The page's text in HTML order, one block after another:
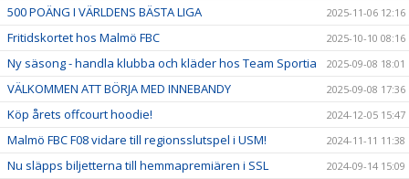
500 POÄNG I VÄRLDENS BÄSTA LIGA 2025-11-06 12:16
Fritidskortet hos Malmö FBC 2025-10-10 08:16
Ny säsong - handla klubba och kläder hos Team Sportia 2025-09-08 18:01
VÄLKOMMEN ATT BÖRJA MED INNEBANDY 2025-09-08 17:36
Köp årets offcourt hoodie! 2024-12-05 15:47
Malmö FBC F08 vidare till regionsslutspel i USM! 2024-11-11 11:38
Nu släpps biljetterna till hemmapremiären i SSL 2024-09-14 15:09